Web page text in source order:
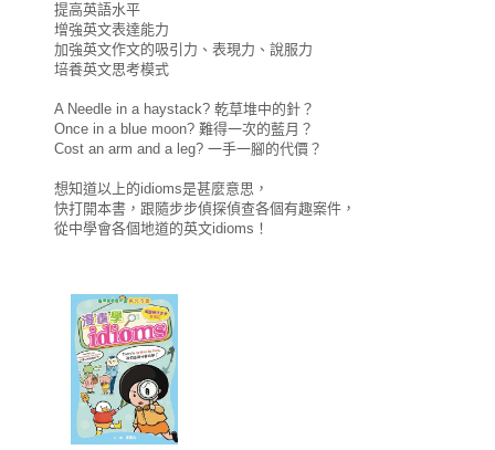
提高英語水平
增強英文表達能力
加強英文作文的吸引力、表現力、說服力
培養英文思考模式
A Needle in a haystack? 乾草堆中的針？
Once in a blue moon? 難得一次的藍月？
Cost an arm and a leg? 一手一腳的代價？
想知道以上的idioms是甚麼意思，
快打開本書，跟隨步步偵探偵查各個有趣案件，
從中學會各個地道的英文idioms！